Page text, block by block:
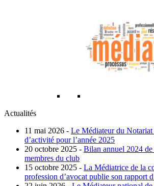
Actualités
11 mai 2026 - Le Médiateur du
d’activité pour l’année 2025
20 octobre 2025 - Bilan annuel 2024 de
membres du club
15 octobre 2025 - La Médiatrice de la
profession d’avocat publie son rapport